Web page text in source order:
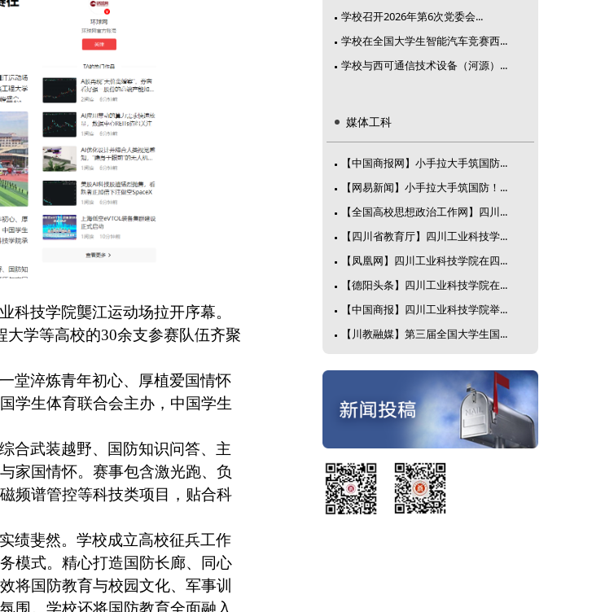
科技学院龑江运动场拉开序幕。
学等高校的30余支参赛队伍齐聚
堂淬炼青年初心、厚植爱国情怀
学生体育联合会主办，中国学生
合武装越野、国防知识问答、主
家国情怀。赛事包含激光跑、负
频谱管控等科技类项目，贴合科
绩斐然。学校成立高校征兵工作
模式。精心打造国防长廊、同心
将国防教育与校园文化、军事训
围。学校还将国防教育全面融入
学校召开2026年第6次党委会...
学校在全国大学生智能汽车竞赛西...
学校与西可通信技术设备（河源）...
媒体工科
【中国商报网】小手拉大手筑国防...
【网易新闻】小手拉大手筑国防！...
【全国高校思想政治工作网】四川...
【四川省教育厅】四川工业科技学...
【凤凰网】四川工业科技学院在四...
【德阳头条】四川工业科技学院在...
【中国商报】四川工业科技学院举...
【川教融媒】第三届全国大学生国...